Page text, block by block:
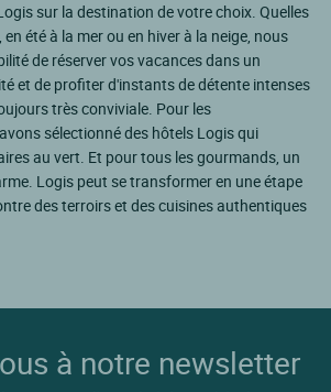
sur la destination de votre choix. Quelles
été à la mer ou en hiver à la neige, nous
de réserver vos vacances dans un
et de profiter d'instants de détente intenses
très conviviale. Pour les
sélectionné des hôtels Logis qui
au vert. Et pour tous les gourmands, un
Logis peut se transformer en une étape
des terroirs et des cuisines authentiques
à notre newsletter